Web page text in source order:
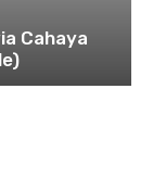
Cahaya